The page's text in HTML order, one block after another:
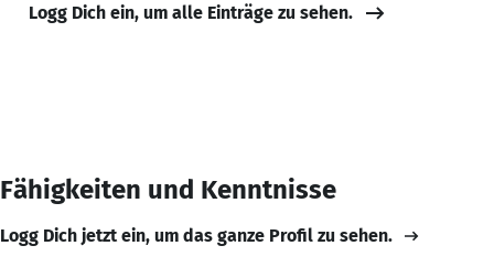
Logg Dich ein, um alle Einträge zu sehen.
Fähigkeiten und Kenntnisse
Logg Dich jetzt ein, um das ganze Profil zu sehen.